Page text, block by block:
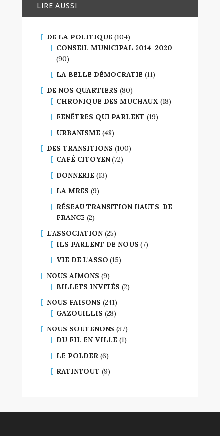
LIRE AUSSI
DE LA POLITIQUE (104)
CONSEIL MUNICIPAL 2014-2020
(90)
LA BELLE DÉMOCRATIE (11)
DE NOS QUARTIERS (80)
CHRONIQUE DES MUCHAUX (18)
FENÊTRES QUI PARLENT (19)
URBANISME (48)
DES TRANSITIONS (100)
CAFÉ CITOYEN (72)
DONNERIE (13)
LA MRES (9)
RÉSEAU TRANSITION HAUTS-DE-
FRANCE (2)
L'ASSOCIATION (25)
ILS PARLENT DE NOUS (7)
VIE DE L'ASSO (15)
NOUS AIMONS (9)
BILLETS INVITÉS (2)
NOUS FAISONS (241)
GAZOUILLIS (28)
NOUS SOUTENONS (37)
DU FIL EN VILLE (1)
LE POLDER (6)
RATINTOUT (9)